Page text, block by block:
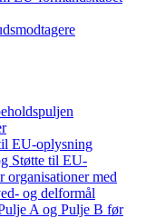
EU-oplysning
Støtte til EU-
organisationer med
og delformål
A og Pulje B før